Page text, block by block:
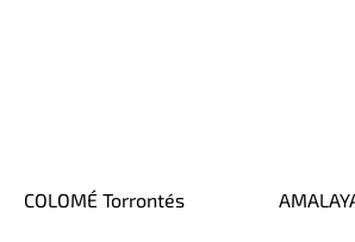
COLOMÉ Torrontés